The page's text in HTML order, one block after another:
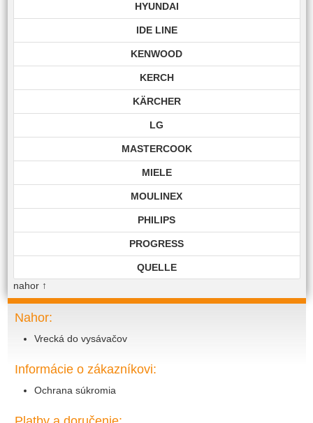
HYUNDAI
IDE LINE
KENWOOD
KERCH
KÄRCHER
LG
MASTERCOOK
MIELE
MOULINEX
PHILIPS
PROGRESS
QUELLE
SIEMENS
nahor↑
Nahor:
Vrecká do vysávačov
Informácie o zákazníkovi:
Ochrana súkromia